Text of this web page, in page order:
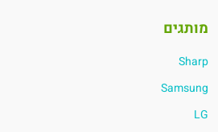
מותגים
Sharp
Samsung
LG